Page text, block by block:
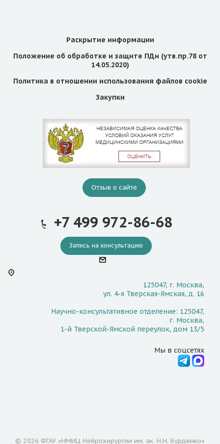
Раскрытие информации
Положение об обработке и защите ПДн (утв.пр.78 от
14.05.2020)
Политика в отношении использования файлов cookie
Закупки
Отзыв о сайте
+7 499 972-86-68
Запись на консультацию
125047, г. Москва,
ул. 4-я Тверская-Ямская, д. 16
Научно-консультативное отделение: 125047,
г. Москва,
1-й Тверской-Ямской переулок, дом 13/5
Мы в соцсетях
© 2026 ФГАУ «НМИЦ Нейрохирургии им. ак. Н.Н. Бурденко»